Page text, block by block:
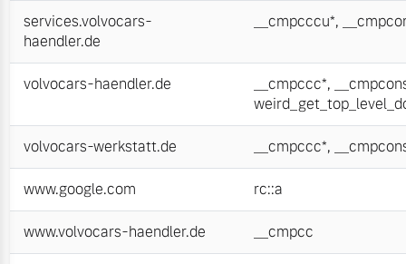
services.volvocars-
haendler.de
__cmpcccu*,
volvocars-haendler.de __cmpccc*,
volvocars-werkstatt.de __cmpccc*,
www.google.com rc::a
www.volvocars-haendler.de __cmpcc